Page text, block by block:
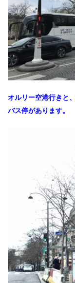
オルリー空港行きと
バス停があります。